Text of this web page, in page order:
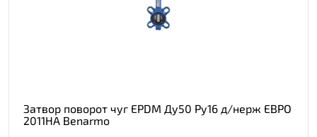
Затвор поворот чуг EPDM Ду50 Ру16 д/нерж ЕВРО
2011HA Benarmo